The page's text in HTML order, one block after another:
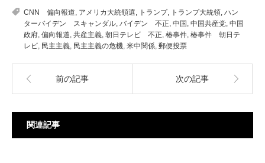
CNN 偏向報道, アメリカ大統領選, トランプ, トランプ大統領, ハン
ターバイデン スキャンダル, バイデン 不正, 中国 , 中国共産党, 中国
政府, 偏向報道, 共産主義, 朝日テレビ 不正, 椿事件, 椿事件 朝日テ
レビ, 民主主義, 民主主義の危機, 米中関係, 郵便投票
前の記事 次の記事
関連記事